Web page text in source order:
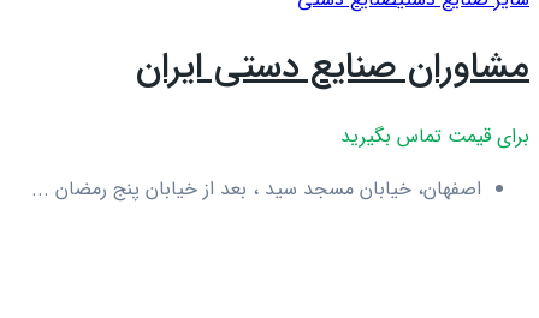
مشاوران صنایع دستی ایران
برای قیمت تماس بگیرید
اصفهان، خیابان مسجد سید ، بعد از خیابان پنج رمضان ...